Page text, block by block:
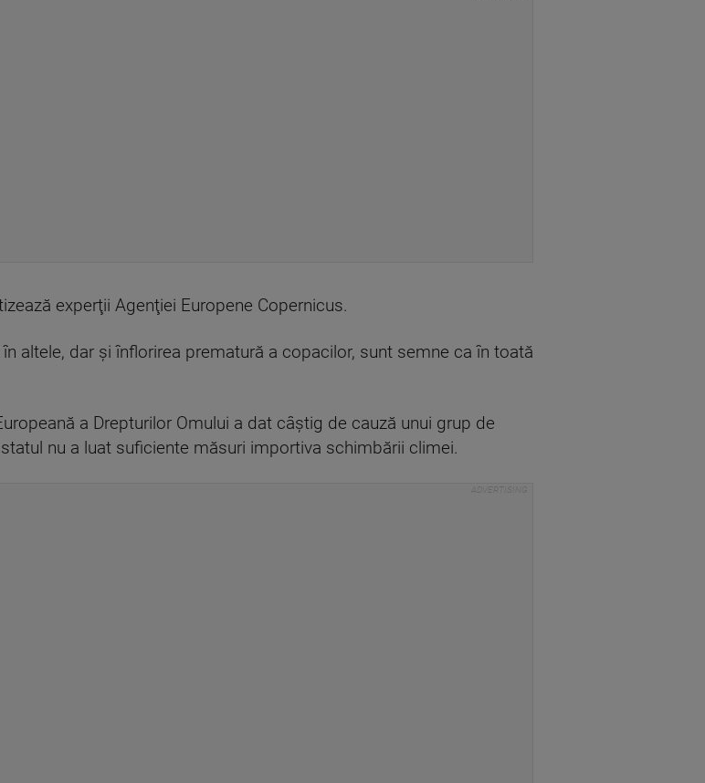
experţii Agenţiei Europene Copernicus.
altele, dar şi înflorirea prematură a copacilor, sunt semne ca în toată
a Drepturilor Omului a dat câștig de cauză unui grup de
nu a luat suficiente măsuri importiva schimbării climei.